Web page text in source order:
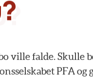
villefalde.Skulle
PFAog